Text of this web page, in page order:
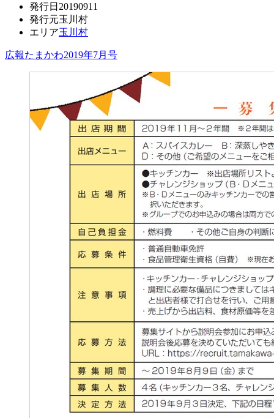
発行日 20190911
発行元玉川村
エリア玉川村
広報たまかわ2019年7月号